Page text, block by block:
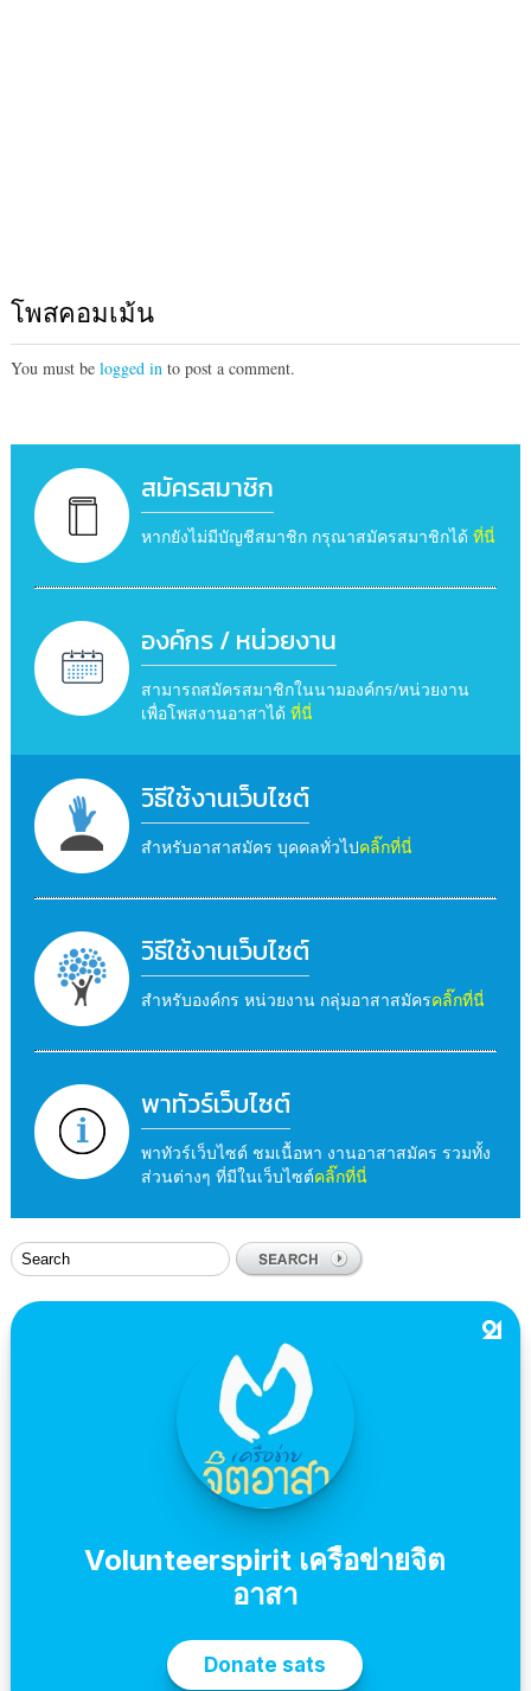
โพสคอมเม้น
You must be logged into post a comment.
สมัครสมาชิก
หากยังไม่มีบัญชีสมาชิก กรุณาสมัครสมาชิกได้ ที่นี่
องค์กร / หน่วยงาน
สามารถสมัครสมาชิกในนามองค์กร/หน่วยงาน
เพื่อโพสงานอาสาได้ ที่นี่
วิธีใช้งานเว็บไซต์
สำหรับอาสาสมัคร บุคคลทั่วไปคลิ๊กที่นี่
วิธีใช้งานเว็บไซต์
สำหรับองค์กร หน่วยงาน กลุ่มอาสาสมัครคลิ๊กที่นี่
พาทัวร์เว็บไซต์
พาทัวร์เว็บไซต์ ชมเนื้อหา งานอาสาสมัคร รวมทั้ง
ส่วนต่างๆ ที่มีในเว็บไซต์คลิ๊กที่นี่